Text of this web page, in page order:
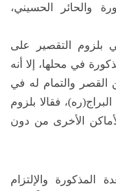
والحائر الحسيني،
بلزوم التقصير على
في محلها، إلا أنه
القصر والتمام له في
فقالا بلزوم
الأخرى من دون
والإلتزام